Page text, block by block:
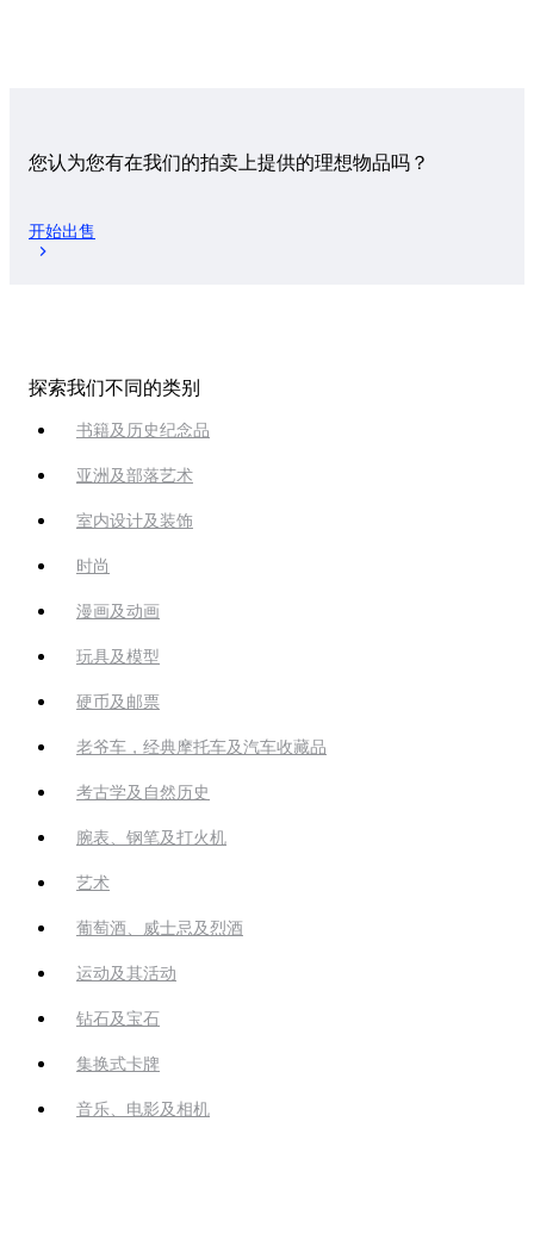
您认为您有在我们的拍卖上提供的理想物品吗？
开始出售
探索我们不同的类别
书籍及历史纪念品
亚洲及部落艺术
室内设计及装饰
时尚
漫画及动画
玩具及模型
硬币及邮票
老爷车，经典摩托车及汽车收藏品
考古学及自然历史
腕表、钢笔及打火机
艺术
葡萄酒、威士忌及烈酒
运动及其活动
钻石及宝石
集换式卡牌
音乐、电影及相机